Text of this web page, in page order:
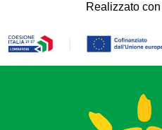
Realizzato